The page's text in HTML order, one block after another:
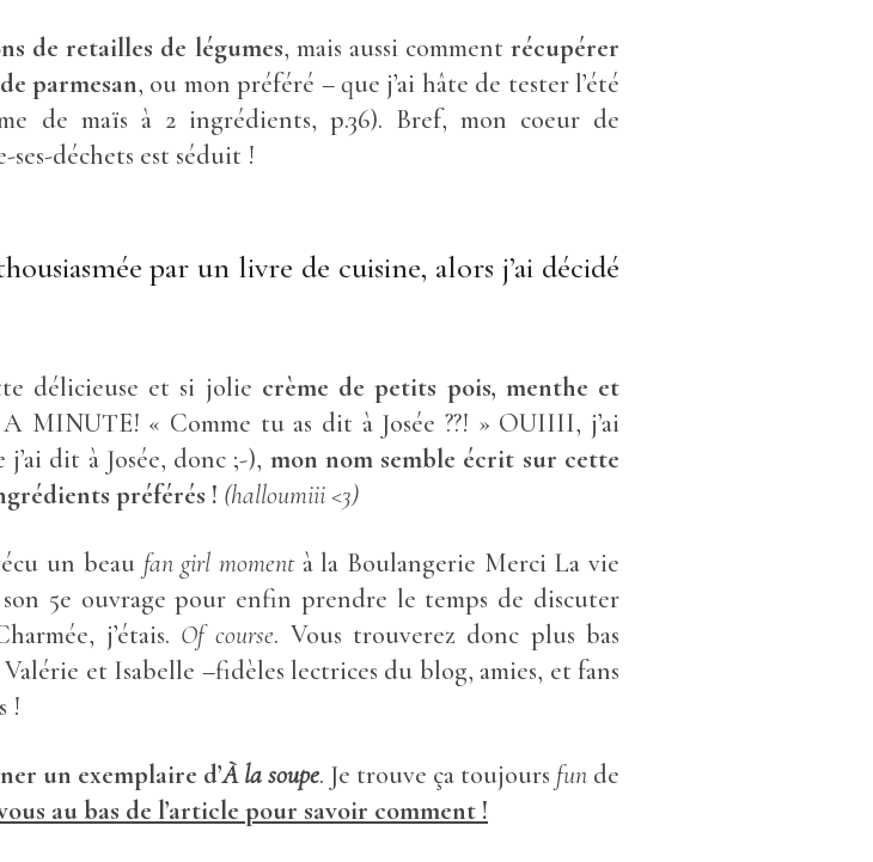
de retailles de légumes, mais aussi commentrécupérer
parmesan, ou mon préféré – que j’ai hâte de tester l’été
de maïs à 2 ingrédients, p.36). Bref, mon coeur de
déchets est séduit !
par un livre de cuisine, alors j’ai décidé
délicieuse et si jolie crème de petits pois, menthe et
MINUTE! « Comme tu as dit à Josée ??! » OUIIII, j’ai
dit à Josée, donc ;-), mon nom semble écrit sur cette
préférés ! (halloumiii <3)
un beau fan girl momentà la Boulangerie Merci La vie
5e ouvrage pour enfin prendre le temps de discuter
j’étais. Of course. Vous trouverez donc plus bas
et Isabelle –fidèles lectrices du blog, amies, et fans
!
un exemplaire d’À la soupe. Je trouve ça toujours fun de
au bas de l’article pour savoir comment !